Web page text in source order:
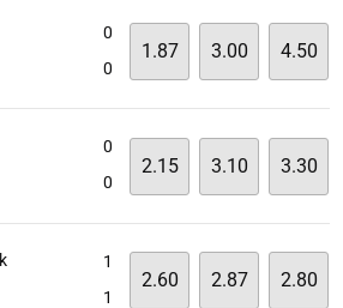
0
0
1.87 3.00 4.50
0
0
2.15 3.10 3.30
1
1
2.60 2.87 2.80